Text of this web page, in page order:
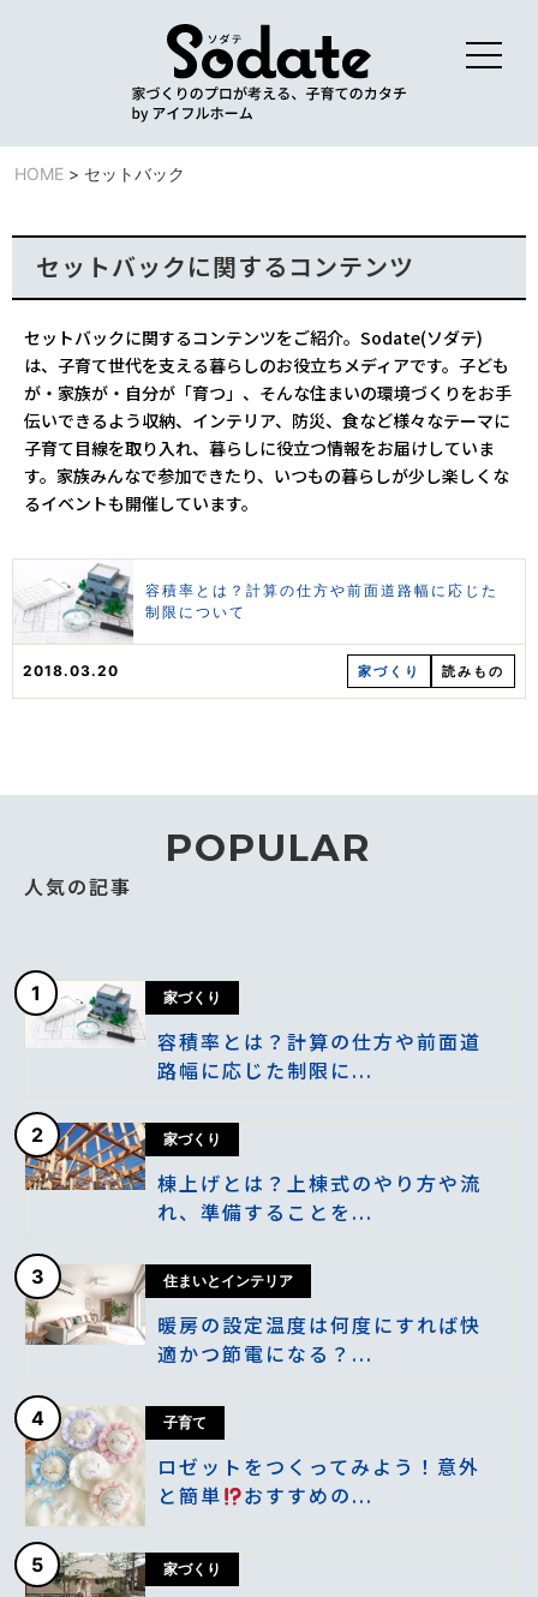
HOME > セットバック
セットバックに関するコンテンツ
セットバックに関するコンテンツをご紹介。Sodate(ソダテ)
は、子育て世代を支える暮らしのお役立ちメディアです。子ども
が・家族が・自分が「育つ」、そんな住まいの環境づくりをお手
伝いできるよう収納、インテリア、防災、食など様々なテーマに
子育て目線を取り入れ、暮らしに役立つ情報をお届けしていま
す。家族みんなで参加できたり、いつもの暮らしが少し楽しくな
るイベントも開催しています。
2018.03.20 家づくり 読みもの
容積率とは？計算の仕方や前面道路幅に応じた
制限について
POPULAR
人気の記事
1 家づくり
容積率とは？計算の仕方や前面道
路幅に応じた制限に...
2 家づくり
棟上げとは？上棟式のやり方や流
れ、準備することを...
3 住まいとインテリア
暖房の設定温度は何度にすれば快
適かつ節電になる？...
4 子育て
ロゼットをつくってみよう！意外
と簡単
おすすめの...
5 家づくり